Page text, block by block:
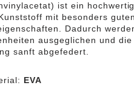
ist ein
mit besonders guten
Dadurch
ausgeglichen und
sanft abgefedert.
EVA